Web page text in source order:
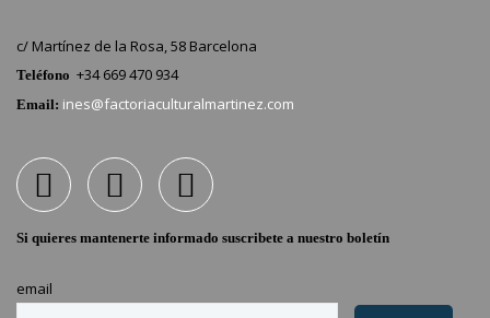
c/ Martínez de la Rosa, 58 Barcelona
Teléfono +34 669 470 934
Email: ines@factoriaculturalmartinez.com
Si quieres mantenerte informado suscribete a nuestro boletín
email